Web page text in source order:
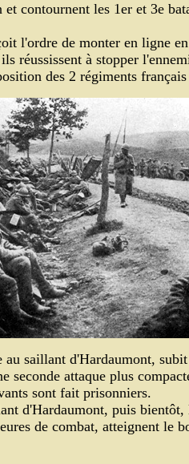
contournent les 1er et 3e
l'ordre de monter en ligne
réussissent à stopper
des 2 régiments
saillant d'Hardaumont,
seconde attaque plus
sont fait prisonniers.
d'Hardaumont, puis
de combat, atteignent le